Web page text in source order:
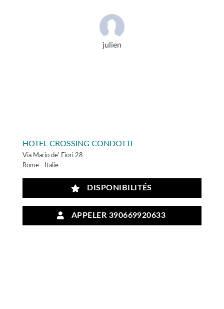
julien
HOTEL CROSSING CONDOTTI
Via Mario de' Fiori 28
Rome - Italie
DISPONIBILITÉS
APPELER 390669920633